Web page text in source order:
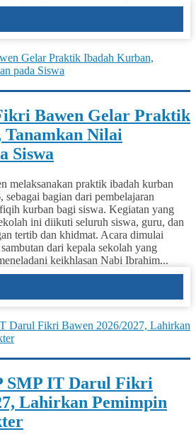
Bawen Gelar Praktik
Nilai
Siswa
melaksanakan praktik ibadah kurban
bagian dari pembelajaran
kurban bagi siswa. Kegiatan yang
ini diikuti seluruh siswa, guru, dan
tertib dan khidmat. Acara dimulai
dari kepala sekolah yang
keikhlasan Nabi Ibrahim...
SMP IT Darul Fikri
Lahirkan Pemimpin